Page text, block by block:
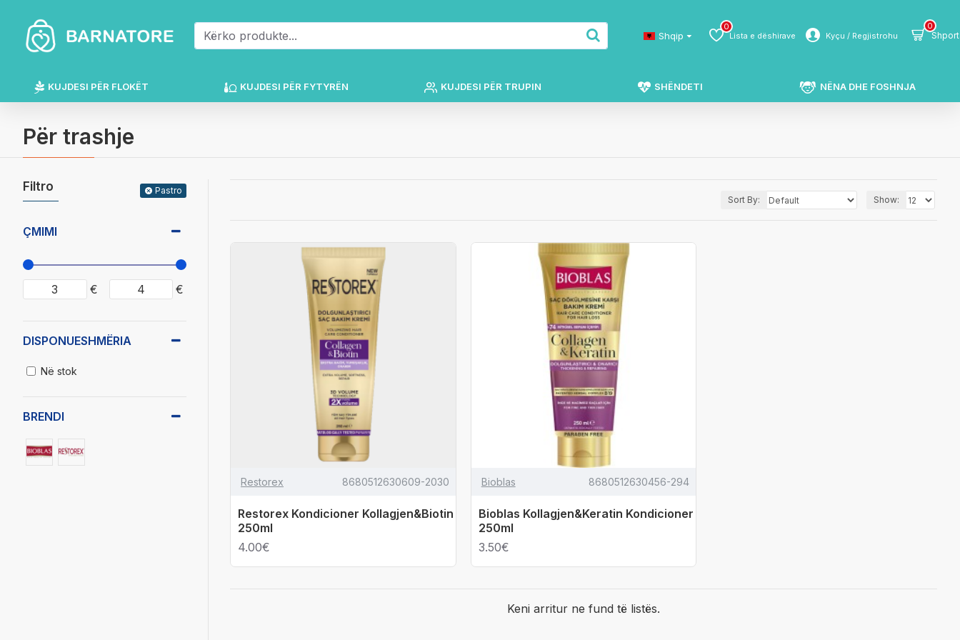
Shqip Lista e dëshirave
0
Kyçu / Regjistrohu
0
KUJDESI PËR FLOKËT KUJDESI PËR FYTYRËN KUJDESI PËR TRUPIN SHËNDETI NËNA DHE FOSHNJA
Për trashje
Filtro Pastro
ÇMIMI
€ €
BRENDI
DISPONUESHMËRIA
Në stok
Sort By: Show:
Restorex 8680512630609-2030
Restorex Kondicioner Kollagjen&Biotin
250ml
4.00€
Bioblas 8680512630456-294
Bioblas Kollagjen&Keratin Kondicioner
250ml
3.50€
Keni arritur ne fund të listës.